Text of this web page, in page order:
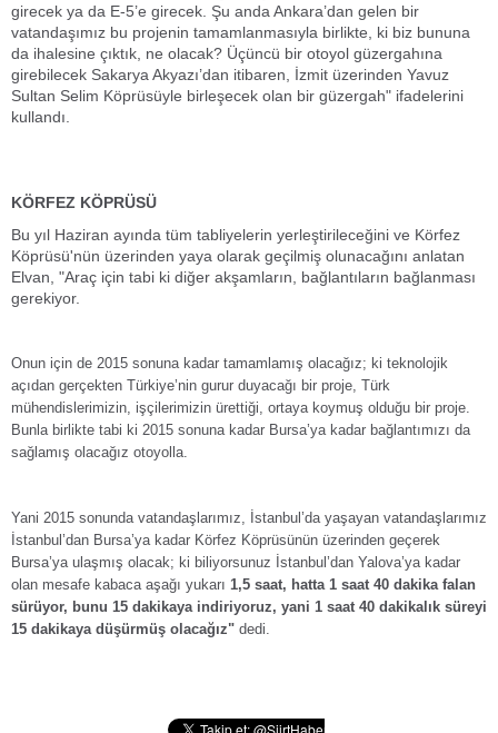
girecek ya da E-5’e girecek. Şu anda Ankara’dan gelen bir
vatandaşımız bu projenin tamamlanmasıyla birlikte, ki biz bununa
da ihalesine çıktık, ne olacak? Üçüncü bir otoyol güzergahına
girebilecek Sakarya Akyazı’dan itibaren, İzmit üzerinden Yavuz
Sultan Selim Köprüsüyle birleşecek olan bir güzergah" ifadelerini
kullandı.
KÖRFEZ KÖPRÜSÜ
Bu yıl Haziran ayında tüm tabliyelerin yerleştirileceğini ve Körfez
Köprüsü'nün üzerinden yaya olarak geçilmiş olunacağını anlatan
Elvan, "Araç için tabi ki diğer akşamların, bağlantıların bağlanması
gerekiyor.
Onun için de 2015 sonuna kadar tamamlamış olacağız; ki teknolojik
açıdan gerçekten Türkiye’nin gurur duyacağı bir proje, Türk
mühendislerimizin, işçilerimizin ürettiği, ortaya koymuş olduğu bir proje.
Bunla birlikte tabi ki 2015 sonuna kadar Bursa’ya kadar bağlantımızı da
sağlamış olacağız otoyolla.
Yani 2015 sonunda vatandaşlarımız, İstanbul’da yaşayan vatandaşlarımız
İstanbul’dan Bursa’ya kadar Körfez Köprüsünün üzerinden geçerek
Bursa’ya ulaşmış olacak; ki biliyorsunuz İstanbul’dan Yalova’ya kadar
olan mesafe kabaca aşağı yukarı 1,5 saat, hatta 1 saat 40 dakika falan
sürüyor, bunu 15 dakikaya indiriyoruz, yani 1 saat 40 dakikalık süreyi
15 dakikaya düşürmüş olacağız" dedi.